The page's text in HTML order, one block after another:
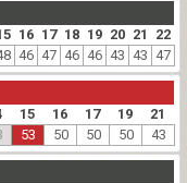
16 17 18 19 20 21 22
46 47 46 46 43 43 47
15 16 17 19 21
53 50 50 50 43